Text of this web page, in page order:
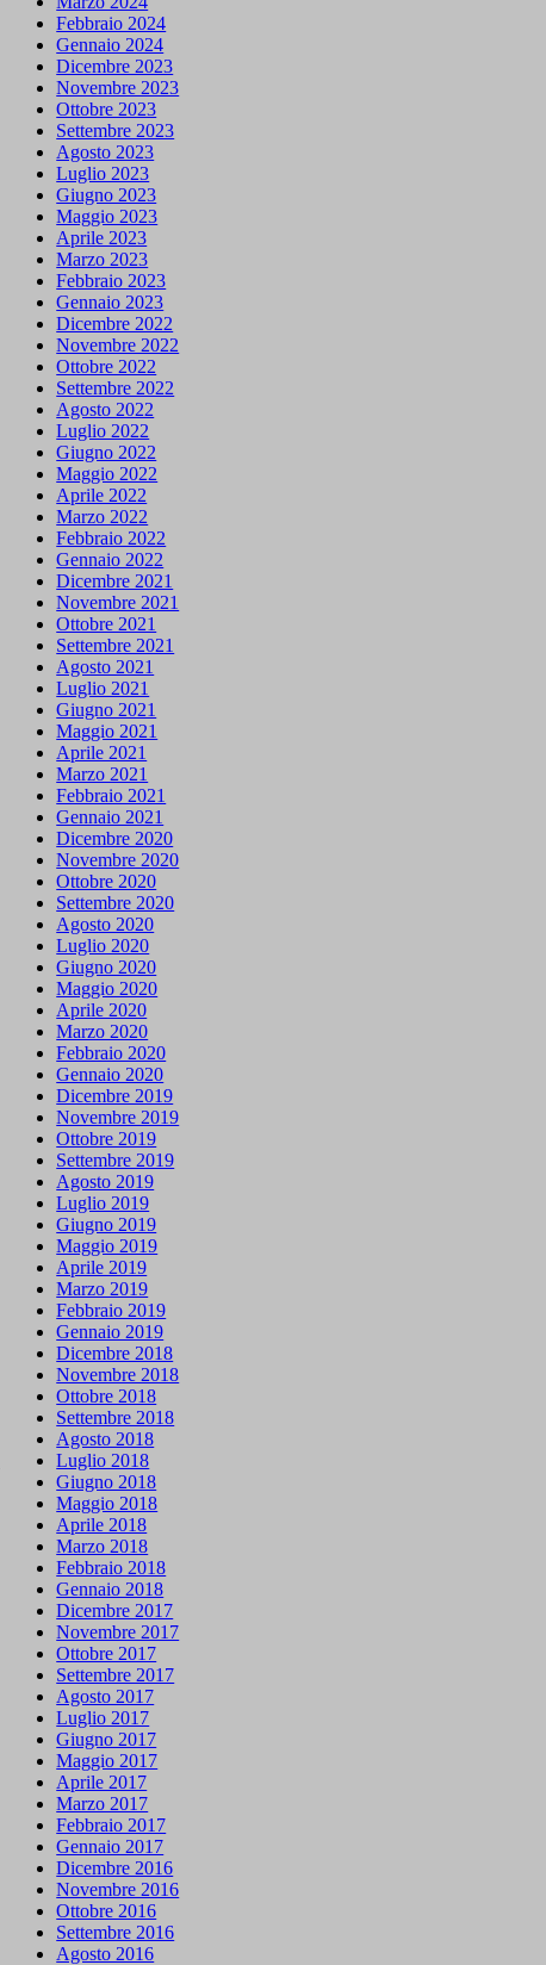
Febbraio 2024
Gennaio 2024
Dicembre 2023
Novembre 2023
Ottobre 2023
Settembre 2023
Agosto 2023
Luglio 2023
Giugno 2023
Maggio 2023
Aprile 2023
Marzo 2023
Febbraio 2023
Gennaio 2023
Dicembre 2022
Novembre 2022
Ottobre 2022
Settembre 2022
Agosto 2022
Luglio 2022
Giugno 2022
Maggio 2022
Aprile 2022
Marzo 2022
Febbraio 2022
Gennaio 2022
Dicembre 2021
Novembre 2021
Ottobre 2021
Settembre 2021
Agosto 2021
Luglio 2021
Giugno 2021
Maggio 2021
Aprile 2021
Marzo 2021
Febbraio 2021
Gennaio 2021
Dicembre 2020
Novembre 2020
Ottobre 2020
Settembre 2020
Agosto 2020
Luglio 2020
Giugno 2020
Maggio 2020
Aprile 2020
Marzo 2020
Febbraio 2020
Gennaio 2020
Dicembre 2019
Novembre 2019
Ottobre 2019
Settembre 2019
Agosto 2019
Luglio 2019
Giugno 2019
Maggio 2019
Aprile 2019
Marzo 2019
Febbraio 2019
Gennaio 2019
Dicembre 2018
Novembre 2018
Ottobre 2018
Settembre 2018
Agosto 2018
Luglio 2018
Giugno 2018
Maggio 2018
Aprile 2018
Marzo 2018
Febbraio 2018
Gennaio 2018
Dicembre 2017
Novembre 2017
Ottobre 2017
Settembre 2017
Agosto 2017
Luglio 2017
Giugno 2017
Maggio 2017
Aprile 2017
Marzo 2017
Febbraio 2017
Gennaio 2017
Dicembre 2016
Novembre 2016
Ottobre 2016
Settembre 2016
Agosto 2016